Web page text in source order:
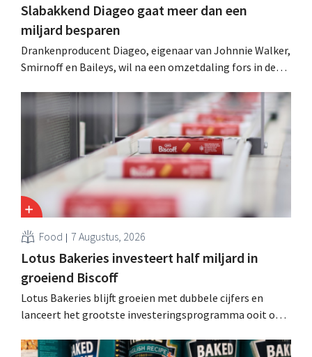
Slabakkend Diageo gaat meer dan een
miljard besparen
Drankenproducent Diageo, eigenaar van Johnnie Walker,
Smirnoff en Baileys, wil na een omzetdaling fors in de
andere Guiness en voorgemixte cocktails.
Food 7 Augustus, 2026
Lotus Bakeries investeert half miljard in
groeiend Biscoff
Lotus Bakeries blijft groeien met dubbele cijfers en
lanceert het grootste investeringsprogramma ooit om
moeten dit momentum grijpen”.